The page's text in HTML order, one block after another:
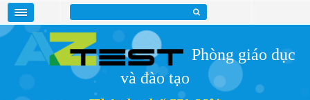
Phòng giáo dục
và đào tạo